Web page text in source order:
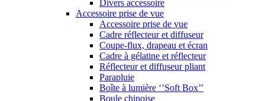
Divers accessoire
Accessoire prise de vue
Accessoire prise de vue
Cadre réflecteur et diffuseur
Coupe-flux, drapeau et écran
Cadre à gélatine et réflecteur
Réflecteur et diffuseur pliant
Parapluie
Boîte à lumière ‘’Soft Box’’
Boule chinoise